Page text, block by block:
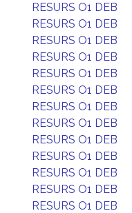
RESURS O1 DEB
RESURS O1 DEB
RESURS O1 DEB
RESURS O1 DEB
RESURS O1 DEB
RESURS O1 DEB
RESURS O1 DEB
RESURS O1 DEB
RESURS O1 DEB
RESURS O1 DEB
RESURS O1 DEB
RESURS O1 DEB
RESURS O1 DEB